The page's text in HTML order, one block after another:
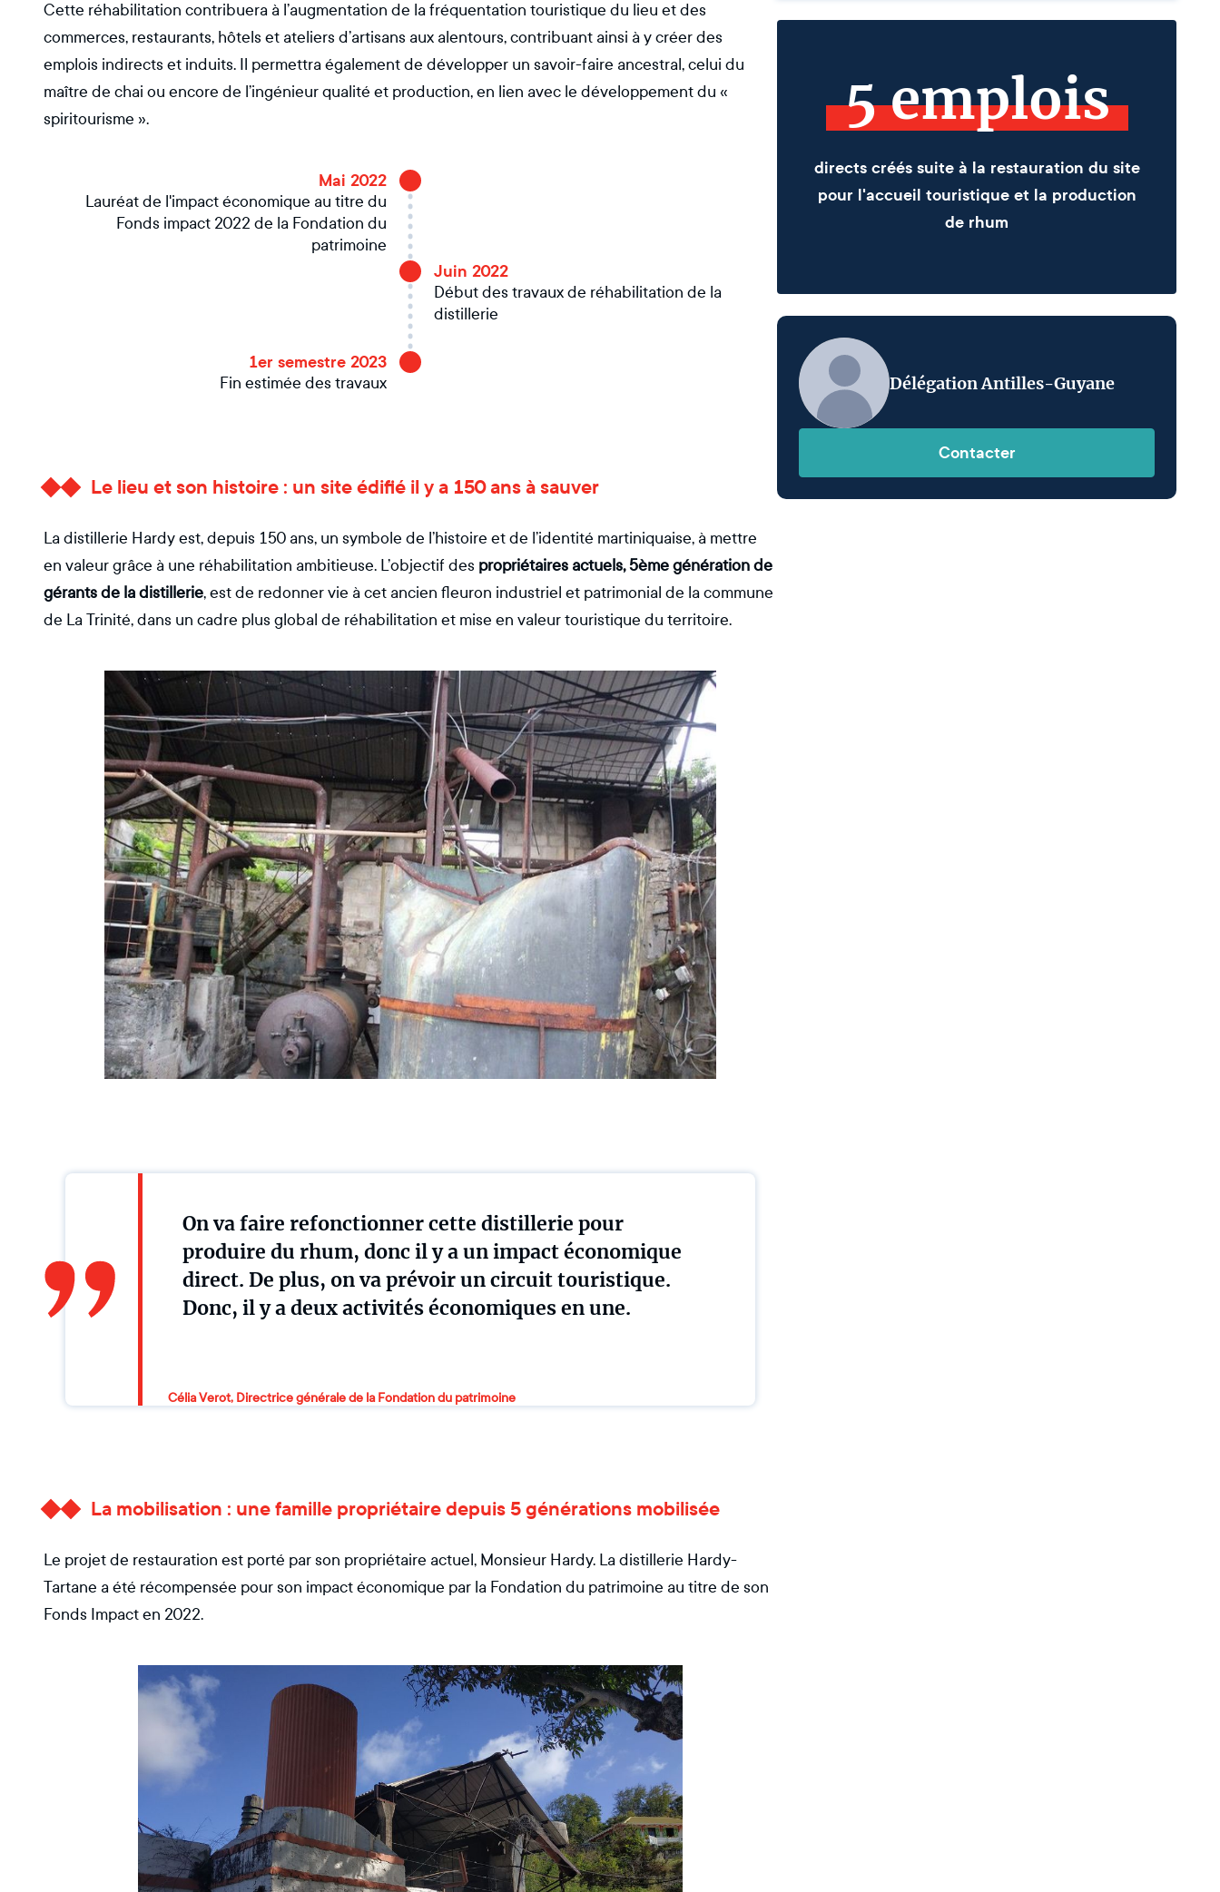
Cette réhabilitation contribuera à l’augmentation de la fréquentation touristique du lieu et des
commerces, restaurants, hôtels et ateliers d’artisans aux alentours, contribuant ainsi à y créer des
emplois indirects et induits. Il permettra également de développer un savoir-faire ancestral, celui du
maître de chai ou encore de l’ingénieur qualité et production, en lien avec le développement du «
spiritourisme ».
Mai 2022
Lauréat de l'impact économique au titre du
Fonds impact 2022 de la Fondation du
patrimoine
Juin 2022
Début des travaux de réhabilitation de la
distillerie
1er semestre 2023
Fin estimée des travaux
Le lieu et son histoire : un site édifié il y a 150 ans à sauver
La distillerie Hardy est, depuis 150 ans, un symbole de l’histoire et de l’identité martiniquaise, à mettre
en valeur grâce à une réhabilitation ambitieuse. L’objectif des propriétaires actuels, 5ème génération de
gérants de la distillerie, est de redonner vie à cet ancien fleuron industriel et patrimonial de la commune
de La Trinité, dans un cadre plus global de réhabilitation et mise en valeur touristique du territoire.
On va faire refonctionner cette distillerie pour
produire du rhum, donc il y a un impact économique
direct. De plus, on va prévoir un circuit touristique.
Donc, il y a deux activités économiques en une.
Célia Verot, Directrice générale de la Fondation du patrimoine
La mobilisation : une famille propriétaire depuis 5 générations mobilisée
Le projet de restauration est porté par son propriétaire actuel, Monsieur Hardy. La distillerie Hardy-
Tartane a été récompensée pour son impact économique par la Fondation du patrimoine au titre de son
Fonds Impact en 2022.
5 emplois
directs créés suite à la restauration du site
pour l'accueil touristique et la production
de rhum
Délégation Antilles-Guyane
Contacter